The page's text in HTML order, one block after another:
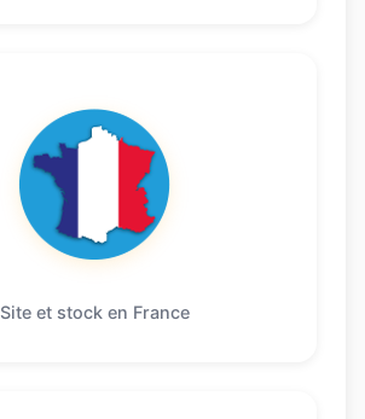
Site et stock en France